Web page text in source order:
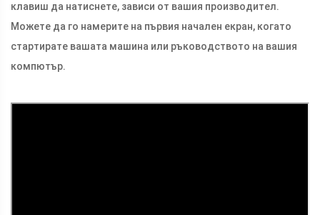
клавиш да натиснете, зависи от вашия производител.
Можете да го намерите на първия начален екран, когато
стартирате вашата машина или ръководството на вашия
компютър.